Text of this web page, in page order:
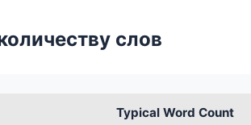
слов
Typical Word Count